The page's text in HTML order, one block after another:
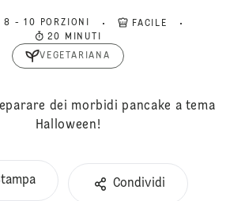
8 - 10 PORZIONI
FACILE
20 MINUTI
VEGETARIANA
dei morbidi pancake a tema
Halloween!
Condividi